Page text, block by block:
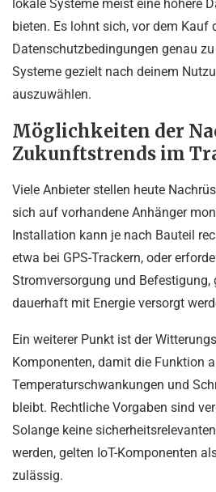
lokale Systeme meist eine höhere
bieten. Es lohnt sich, vor dem Kauf
Datenschutzbedingungen genau
Systeme gezielt nach deinem
auszuwählen.
Möglichkeiten der
Zukunftstrends im
Viele Anbieter stellen heute
sich auf vorhandene Anhänger
Installation kann je nach Bauteil
etwa bei GPS-Trackern, oder
Stromversorgung und Befestigung,
dauerhaft mit Energie versorgt
Ein weiterer Punkt ist der
Komponenten, damit die Funktion
Temperaturschwankungen und
bleibt. Rechtliche Vorgaben sind
Solange keine
werden, gelten IoT-Komponenten
zulässig.